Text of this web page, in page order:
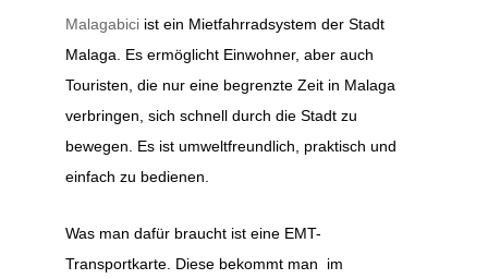
Malagabici ist ein Mietfahrradsystem der Stadt
Malaga. Es ermöglicht Einwohner, aber auch
Touristen, die nur eine begrenzte Zeit in Malaga
verbringen, sich schnell durch die Stadt zu
bewegen. Es ist umweltfreundlich, praktisch und
einfach zu bedienen.
Was man dafür braucht ist eine EMT-
Transportkarte. Diese bekommt man im